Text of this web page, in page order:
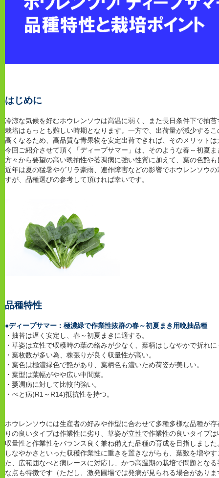
はじめに
冷涼な気候を好むホウレンソウは高温に弱く、また長日条件下で抽
栽培はもっとも難しい時期となります。一方で、出荷量が減少する
高くなるため、高品質な青果物を安定出荷できれば、そのメリット
今回ご紹介させて頂く「ディープサマー」は、そのような春～初夏
方々から要望の高い晩抽性や萎凋病に強い性質に加えて、葉の色艶
近年は夏の猛暑やゲリラ豪雨、連作障害などの影響でホウレンソウ
すが、品種選びの参考して頂ければ幸いです。
品種特性
●ディープサマー：極濃緑で作業性抜群の春～初夏まき用晩抽品種
・抽苔は遅く安定し、春～初夏まきに適する。
・草姿は立性で収穫時の葉の絡みが少なく、葉柄はしなやかで折れ
・葉枚数が多い為、株張りが良く収量性が高い。
・葉色は極濃緑色で艶があり、葉柄色も濃いため荷姿が美しい。
・葉型は葉幅がやや広い中間葉。
・萎凋病に対して比較的強い。
・べと病(R1～R14)抵抗性を持つ。
ホウレンソウには生産者の好みや作型に合わせて多種多様な品種が
りの良いタイプは作業性に劣り、草姿が立性で作業性の良いタイプ
収量性と作業性をバランス良く兼ね備えた品種の育成を目指しまし
しなやかさといった収穫作業性に重きを置きながらも、葉数を増や
た、広範囲なべと病レースに対応し、かつ高温期の栽培で問題とな
な点も特徴です（ただし、激発圃場では発病が見られる場合があり